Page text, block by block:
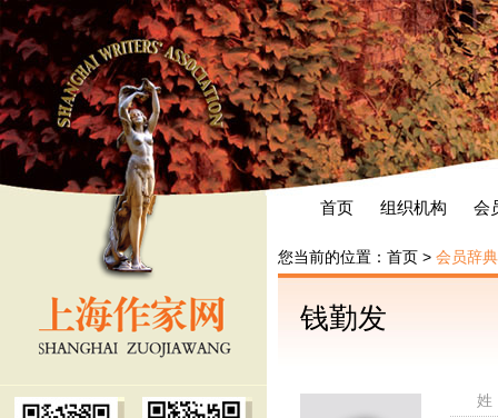
首页 组织机构 会
您当前的位置： 首页 > 会员辞典
钱勤发